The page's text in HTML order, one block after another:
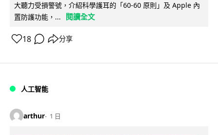
大聽力受損警號，介紹科學護耳的「60-60 原則」及 Apple 內
置防護功能，...
閱讀全文
18 分享
人工智能
arthur 1 日